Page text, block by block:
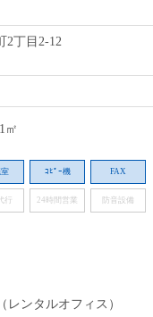
2丁目2-12
㎡
ｺﾋﾟｰ機 FAX
行 24時間営業 防音設備
レンタルオフィス）